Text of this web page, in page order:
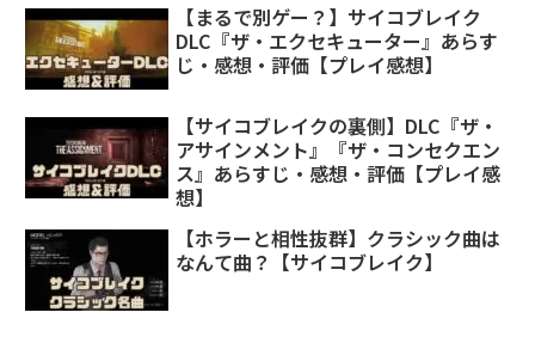
【まるで別ゲー？】サイコブレイク
DLC『ザ・エクセキューター』あらす
じ・感想・評価【プレイ感想】
【サイコブレイクの裏側】DLC『ザ・
アサインメント』『ザ・コンセクエン
ス』あらすじ・感想・評価【プレイ感
想】
【ホラーと相性抜群】クラシック曲は
なんて曲？【サイコブレイク】